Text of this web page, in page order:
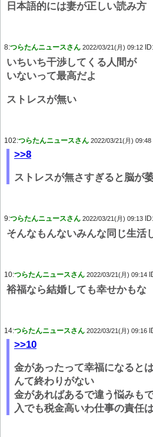
日本語的には妻が正しい読み方
8:つらたんニュースさん 2022/03/21(月) 09:12 ID:
いちいち干渉してくる人間が
いないって最高だよ
ストレスが無い
102:つらたんニュースさん 2022/03/21(月) 09:48
>>8
ストレスが無さすぎると脳が
9:つらたんニュースさん 2022/03/21(月) 09:13 ID:
そんなもんないみんな同じ生活
10:つらたんニュースさん 2022/03/21(月) 09:14
裕福なら結婚しても幸せかもな
14:つらたんニュースさん 2022/03/21(月) 09:16
>>10
金があったって幸福になると
んて終わりがない
金があればあるで違う悩みも
入でも税金高いわ仕事の責任